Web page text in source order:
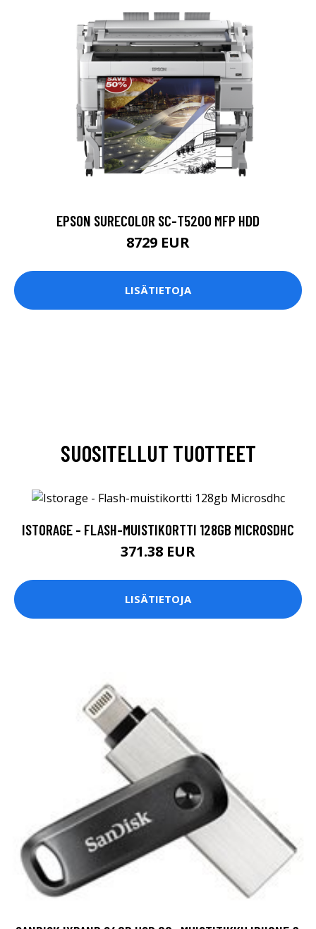
EPSON SURECOLOR SC-T5200 MFP HDD
8729 EUR
LISÄTIETOJA
SUOSITELLUT TUOTTEET
ISTORAGE - FLASH-MUISTIKORTTI 128GB MICROSDHC
371.38 EUR
LISÄTIETOJA